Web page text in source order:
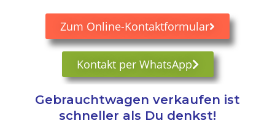
Zum Online-Kontaktformular
Kontakt per WhatsApp
Gebrauchtwagen verkaufen ist
schneller als Du denkst!